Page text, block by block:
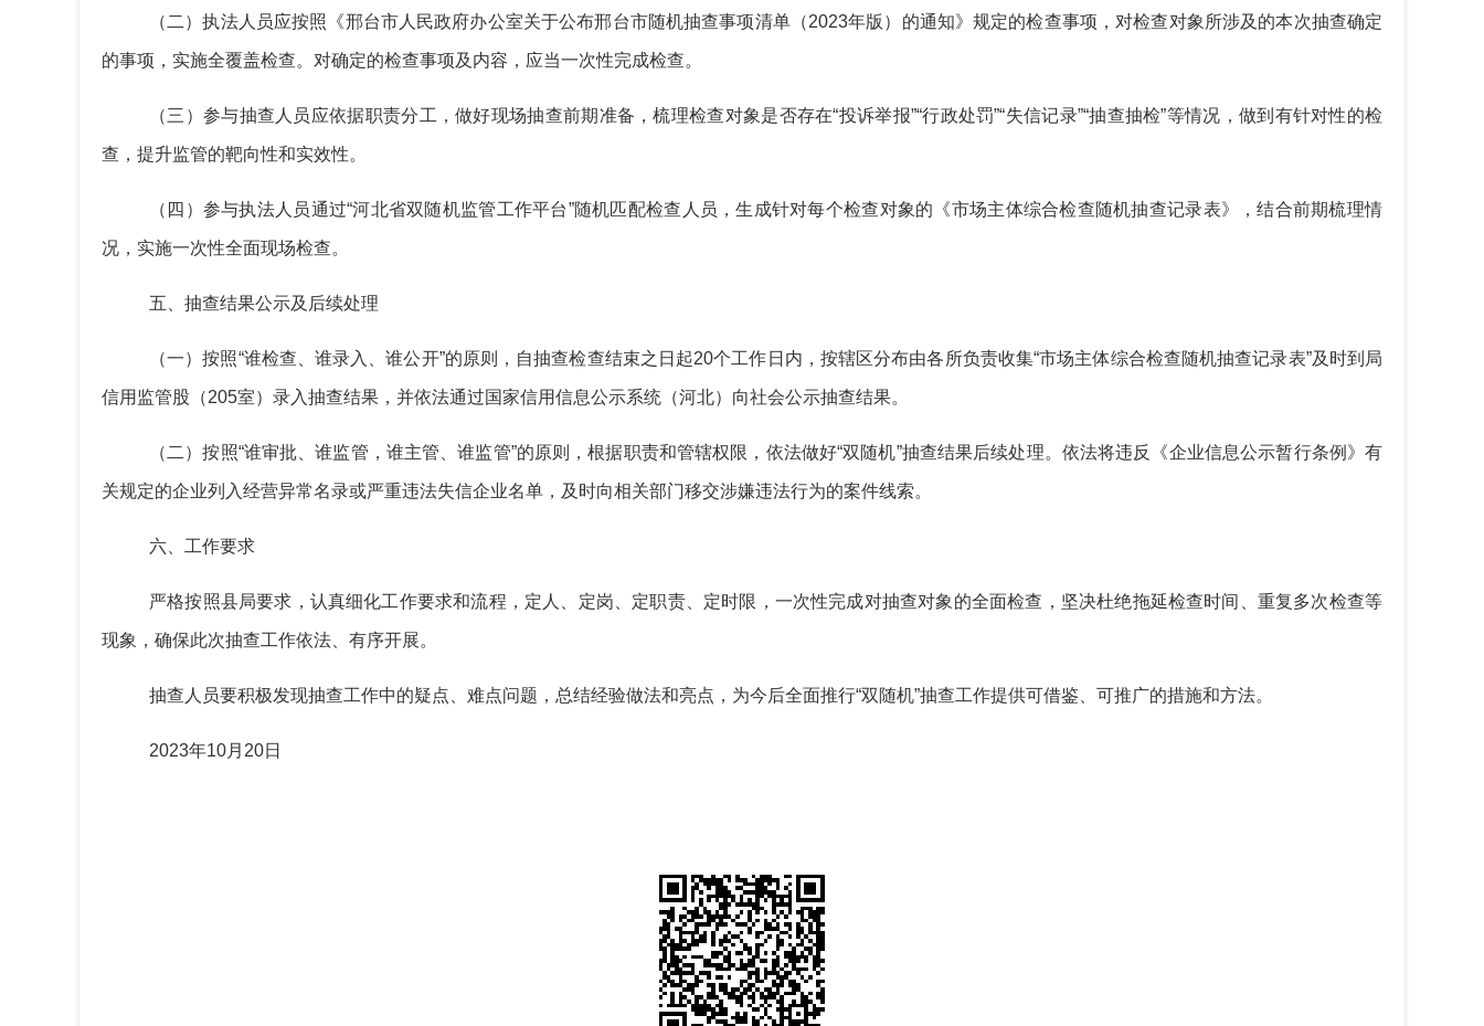
（二）执法人员应按照《邢台市人民政府办公室关于公布邢台市随机抽查事项清单（2023年版） 的通知》规定的检查事项，对检查对象所涉及的本次抽查确定
的事项，实施全覆盖检查。对确定的检查事项及内容，应当一次性完成检查。
（三）参与抽查 人员应依据职责分工，做好现场抽查前期准备，梳理检查对象是否存在“投诉举报”“行政处罚”“失信记录”“抽查抽检”等情况，做到有针对性的检
查，提升监管的靶向性和实效性。
（四）参与执法人员通过“河北省双随机监管工作平台”随机匹配检查人员，生成针对每个检查对象的《市场主体综合检查随机抽查记录表》，结合前期梳理情
况，实施一次性全面现场检查。
五、抽查结果公示及后续处理
（一）按照“谁检查、谁录入、谁公开”的原则，自抽查检查结束之日起20个工作日内， 按辖区分布由各所负责收集“市场主体综合检查随机抽查记录表”及时到局
信用监管股（205室） 录入抽查结果 ， 并依法通过国家信用信息公示系统（河北）向社会公示抽查结果。
（二）按照“谁审批、谁监管，谁主管、谁监管”的原则，根据职责和管辖权限，依法做好“双随机”抽查结果后续处理。依法将违反《企业信息公示暂行条例》有
关规定的企业列入经营异常名录或严重违法失信企业名单，及时向相关部门移交涉嫌违法行为的案件线索。
六、工作要求
严格按照县局要求，认真细化工作要求和流程，定人、定岗、定职责、定时限，一次性完成对抽查对象的全面检查，坚决杜绝拖延检查时间、重复多次检查等
现象，确保此次抽查工作依法、有序开展。
抽查 人员要积极发现抽查工作中的疑点、难点问题，总结经验做法和亮点，为今后全面推行“双随机”抽查工作提供可借鉴、可推广的措施和方法。
2023年10月20日